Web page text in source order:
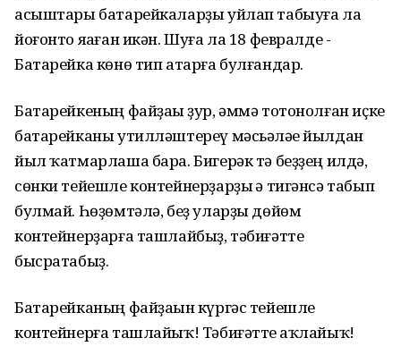
асыштары батарейкаларҙы уйлап табыуға ла
йоғонто яһаған икән. Шуға ла 18 февралде -
Батарейка көнө тип атарға булғандар.
Батарейкеның файҙаһы ҙур, әммә тотонолған иҫке
батарейканы утилләштереү мәсьәләһе йылдан
йыл ҡатмарлаша бара. Бигерәк тә беҙҙең илдә,
сөнки тейешле контейнерҙарҙы һә тигәнсә табып
булмай. Һөҙөмтәлә, беҙ уларҙы дөйөм
контейнерҙарға ташлайбыҙ, тәбиғәтте
бысратабыҙ.
Батарейканың файҙаһын күргәс тейешле
контейнерға ташлайыҡ! Тәбиғәтте һаҡлайыҡ!